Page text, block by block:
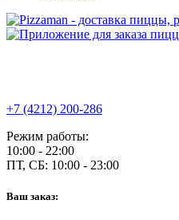
+7 (4212) 200-286
Режим работы:
10:00 - 22:00
ПТ, СБ: 10:00 - 23:00
Ваш заказ: